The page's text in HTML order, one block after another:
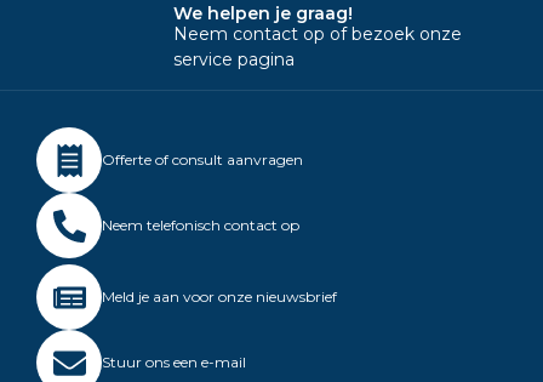
We helpen je graag!
Neem contact op of bezoek onze
service pagina
Offerte of consult aanvragen
Neem telefonisch contact op
Meld je aan voor onze nieuwsbrief
Stuur ons een e-mail